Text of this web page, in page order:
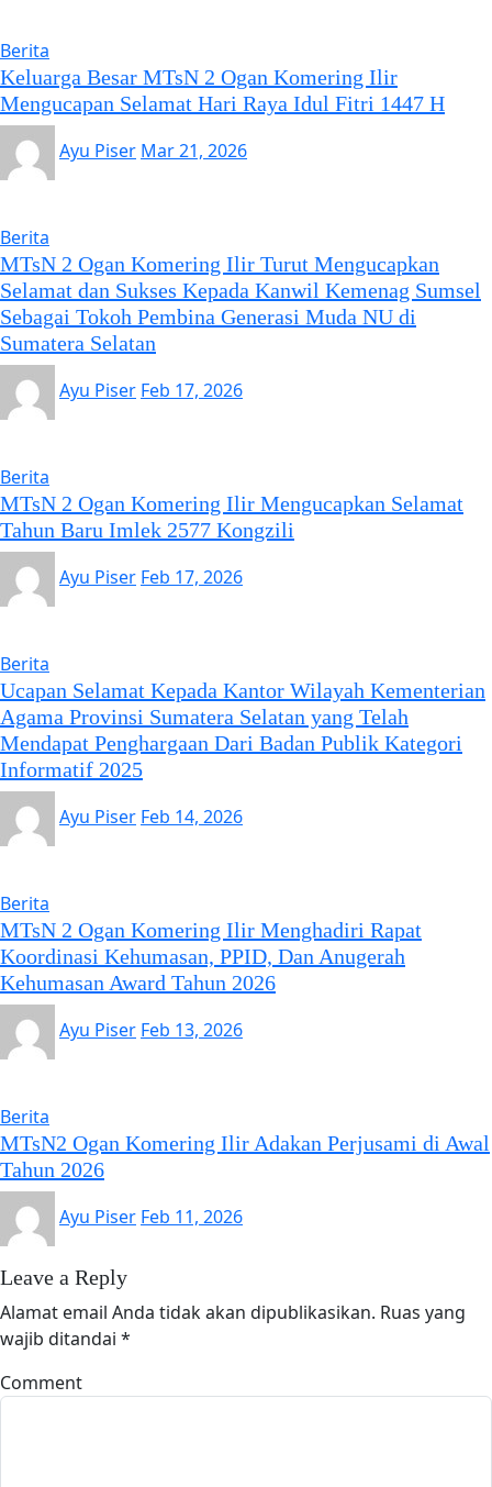
Berita
Keluarga Besar MTsN 2 Ogan Komering Ilir
Mengucapan Selamat Hari Raya Idul Fitri 1447 H
Ayu Piser Mar 21, 2026
Berita
MTsN 2 Ogan Komering Ilir Turut Mengucapkan
Selamat dan Sukses Kepada Kanwil Kemenag Sumsel
Sebagai Tokoh Pembina Generasi Muda NU di
Sumatera Selatan
Ayu Piser Feb 17, 2026
Berita
MTsN 2 Ogan Komering Ilir Mengucapkan Selamat
Tahun Baru Imlek 2577 Kongzili
Ayu Piser Feb 17, 2026
Berita
Ucapan Selamat Kepada Kantor Wilayah Kementerian
Agama Provinsi Sumatera Selatan yang Telah
Mendapat Penghargaan Dari Badan Publik Kategori
Informatif 2025
Ayu Piser Feb 14, 2026
Berita
MTsN 2 Ogan Komering Ilir Menghadiri Rapat
Koordinasi Kehumasan, PPID, Dan Anugerah
Kehumasan Award Tahun 2026
Ayu Piser Feb 13, 2026
Berita
MTsN2 Ogan Komering Ilir Adakan Perjusami di Awal
Tahun 2026
Ayu Piser Feb 11, 2026
Leave a Reply
Alamat email Anda tidak akan dipublikasikan. Ruas yang
wajib ditandai *
Comment